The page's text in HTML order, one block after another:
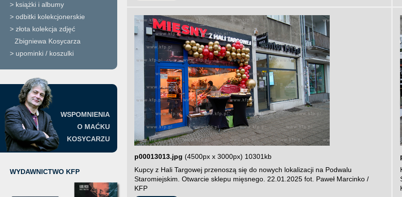
> książki i albumy
> odbitki kolekcjonerskie
> złota kolekcja zdjęć
Zbigniewa Kosycarza
> upominki / koszulki
WSPOMNIENIA
O MAĆKU
KOSYCARZU
WYDAWNICTWO KFP
p00013013.jpg (4500px x 3000px) 10301kb
Kupcy z Hali Targowej przenoszą się do nowych lokalizacji na Podwalu
Staromiejskim. Otwarcie sklepu mięsnego. 22.01.2025 fot. Paweł Marcinko /
KFP